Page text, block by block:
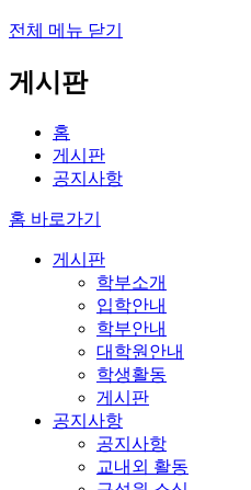
전체 메뉴 닫기
게시판
홈
게시판
공지사항
홈 바로가기
게시판
학부소개
입학안내
학부안내
대학원안내
학생활동
게시판
공지사항
공지사항
교내외 활동